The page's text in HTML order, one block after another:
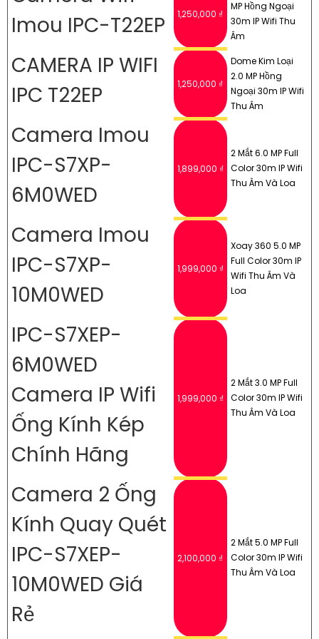
Imou IPC-T22EP
1,250,000 ₫
MP Hồng Ngoại
30m IP Wifi Thu
Âm
CAMERA IP WIFI
IPC T22EP
1,250,000 ₫
Dome Kim Loại
2.0 MP Hồng
Ngoại 30m IP Wifi
Thu Âm
Camera Imou
IPC-S7XP-
6M0WED
1,899,000 ₫
2 Mắt 6.0 MP Full
Color 30m IP Wifi
Thu Âm Và Loa
Camera Imou
IPC-S7XP-
10M0WED
1,999,000 ₫
Xoay 360 5.0 MP
Full Color 30m IP
Wifi Thu Âm Và
Loa
IPC-S7XEP-
6M0WED
Camera IP Wifi
Ống Kính Kép
Chính Hãng
1,999,000 ₫
2 Mắt 3.0 MP Full
Color 30m IP Wifi
Thu Âm Và Loa
Camera 2 Ống
Kính Quay Quét
IPC-S7XEP-
10M0WED Giá
Rẻ
2,100,000 ₫
2 Mắt 5.0 MP Full
Color 30m IP Wifi
Thu Âm Và Loa